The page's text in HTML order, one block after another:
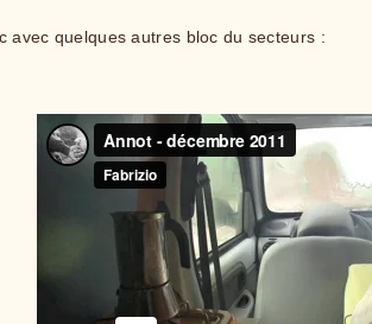
avec quelques autres bloc du secteurs :